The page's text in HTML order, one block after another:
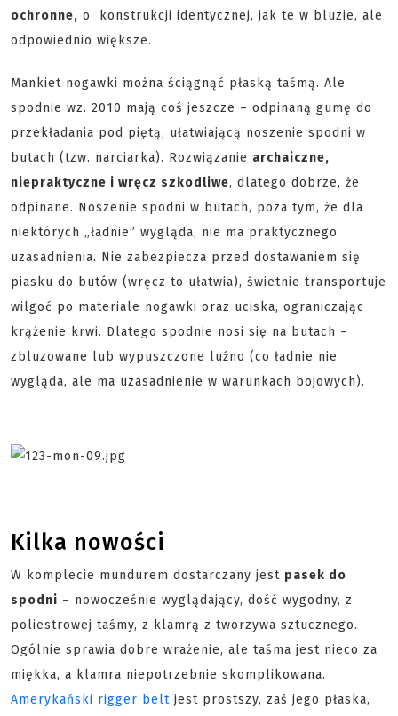
ochronne, o konstrukcji identycznej, jak te w bluzie, ale
odpowiednio większe.
Mankiet nogawki można ściągnąć płaską taśmą. Ale
spodnie wz. 2010 mają coś jeszcze – odpinaną gumę do
przekładania pod piętą, ułatwiającą noszenie spodni w
butach (tzw. narciarka). Rozwiązanie archaiczne,
niepraktyczne i wręcz szkodliwe, dlatego dobrze, że
odpinane. Noszenie spodni w butach, poza tym, że dla
niektórych „ładnie” wygląda, nie ma praktycznego
uzasadnienia. Nie zabezpiecza przed dostawaniem się
piasku do butów (wręcz to ułatwia), świetnie transportuje
wilgoć po materiale nogawki oraz uciska, ograniczając
krążenie krwi. Dlatego spodnie nosi się na butach –
zbluzowane lub wypuszczone luźno (co ładnie nie
wygląda, ale ma uzasadnienie w warunkach bojowych).
Kilka nowości
W komplecie mundurem dostarczany jest pasek do
spodni – nowocześnie wyglądający, dość wygodny, z
poliestrowej taśmy, z klamrą z tworzywa sztucznego.
Ogólnie sprawia dobre wrażenie, ale taśma jest nieco za
miękka, a klamra niepotrzebnie skomplikowana.
Amerykański rigger belt jest prostszy, zaś jego płaska,